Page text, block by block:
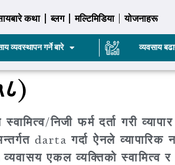
कथा ब्लग मल्टिमिडिया योजनाहरू
व्यवस्थापन गर्ने बारे व्यवसाय
निजी फर्म दर्ता गरी व्यापार
darta गर्दा ऐनले व्यापारिक
एकल व्यक्तिको स्वामित्व र